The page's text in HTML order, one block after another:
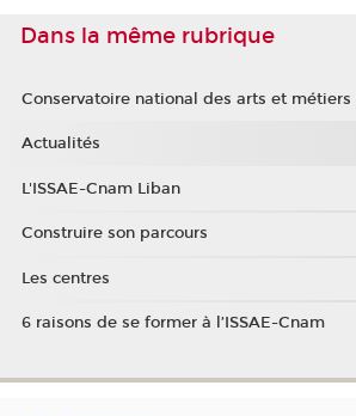
Dans la même rubrique
Conservatoire national des arts et métiers
Actualités
L'ISSAE-Cnam Liban
Construire son parcours
Les centres
6 raisons de se former à l’ISSAE-Cnam